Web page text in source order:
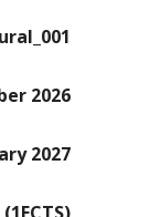
2026
2027